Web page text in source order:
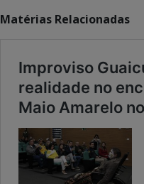
Matérias Relacionadas